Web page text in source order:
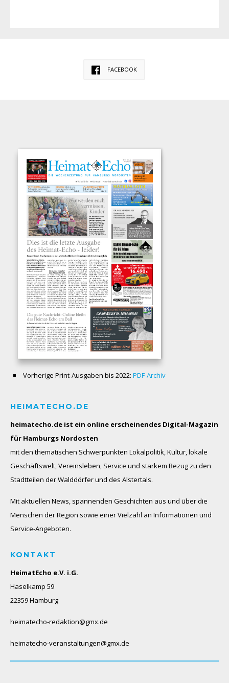
FACEBOOK
Vorherige Print-Ausgaben bis 2022: PDF-Archiv
HEIMATECHO.DE
heimatecho.de ist ein online erscheinendes Digital-Magazin
für Hamburgs Nordosten
mit den thematischen Schwerpunkten Lokalpolitik, Kultur, lokale
Geschäftswelt, Vereinsleben, Service und starkem Bezug zu den
Stadtteilen der Walddörfer und des Alstertals.
Mit aktuellen News, spannenden Geschichten aus und über die
Menschen der Region sowie einer Vielzahl an Informationen und
Service-Angeboten.
KONTAKT
HeimatEcho e.V. i.G.
Haselkamp 59
22359 Hamburg
heimatecho-redaktion@gmx.de
heimatecho-veranstaltungen@gmx.de